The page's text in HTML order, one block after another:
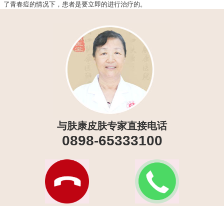
了青春痘的情况下，患者是要立即的进行治疗的。
与肤康皮肤专家直接电话
0898-65333100